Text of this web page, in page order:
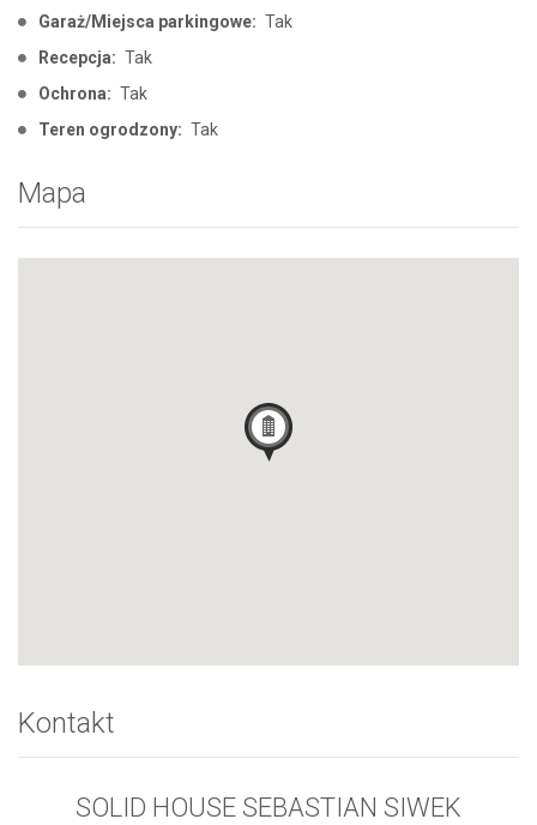
Garaż/Miejsca parkingowe: Tak
Recepcja: Tak
Ochrona: Tak
Teren ogrodzony: Tak
Mapa
Kontakt
SOLID HOUSE SEBASTIAN SIWEK